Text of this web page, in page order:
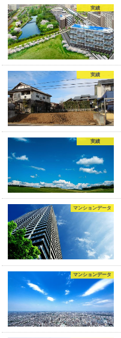
実績
実績
実績
マンションデータ
マンションデータ